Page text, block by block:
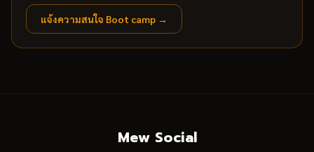
แจ้งความสนใจ Boot camp →
Mew Social